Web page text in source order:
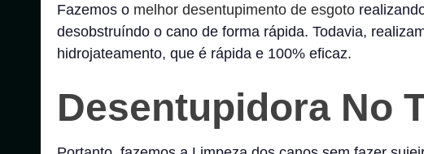
Fazemos o melhor desentupimento de esgoto
desobstruíndo o cano de forma rápida. Todavia,
hidrojateamento, que é rápida e 100% eficaz.
Desentupidora No